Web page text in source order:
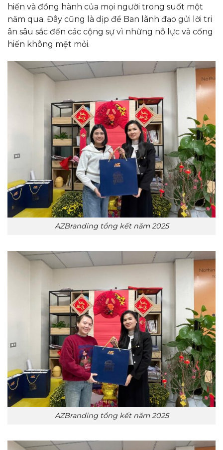
hiến và đồng hành của mọi người trong suốt một
năm qua. Đây cũng là dịp để Ban lãnh đạo gửi lời tri
ân sâu sắc đến các cộng sự vì những nỗ lực và cống
hiến không mệt mỏi.
AZBranding tổng kết năm 2025
AZBranding tổng kết năm 2025